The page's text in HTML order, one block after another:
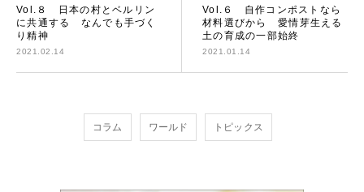
Vol.８ 日本の村とベルリン
に共通する なんでも手づく
り精神
2021.02.14
Vol.６ 自作コンポストなら
材料選びから 愛情芽生える
土の育成の一部始終
2021.01.14
コラム ワールド トピックス